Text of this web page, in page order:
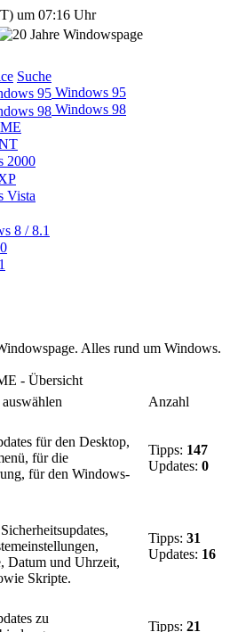
um 07:16 Uhr
Suche
Windows 95
Windows 98
2000
Vista
8 / 8.1
Alles rund um Windows.
- Übersicht
Anzahl
für den Desktop,
für die
für den Windows-
Tipps: 147
Updates: 0
Datum und Uhrzeit,
Skripte.
Tipps: 31
Updates: 16
zu
Tipps: 21